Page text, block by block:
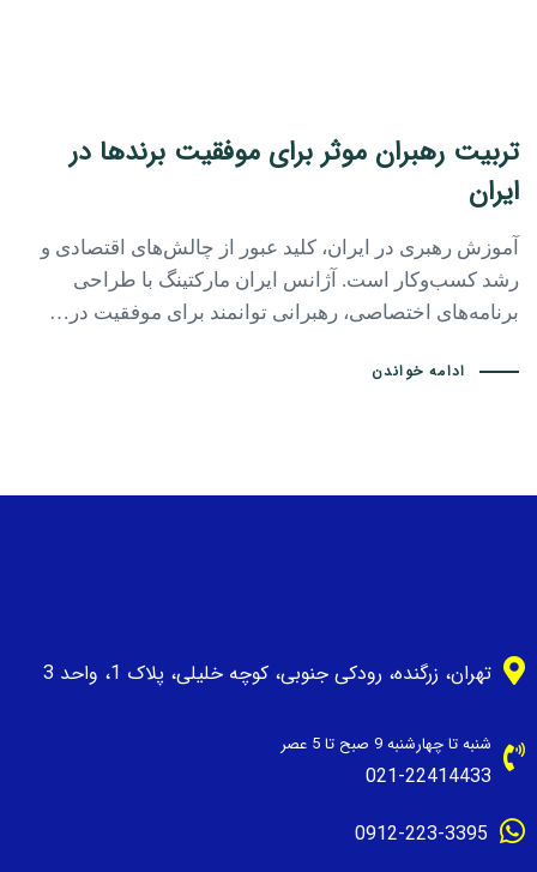
تربیت رهبران موثر برای موفقیت برندها در
ایران
آموزش رهبری در ایران، کلید عبور از چالش‌های اقتصادی و
رشد کسب‌وکار است. آژانس ایران مارکتینگ با طراحی
برنامه‌های اختصاصی، رهبرانی توانمند برای موفقیت در…
ادامه خواندن
تهران، زرگنده، رودکی جنوبی، کوچه خلیلی، پلاک 1، واحد 3
شنبه تا چهارشنبه 9 صبح تا 5 عصر
021-22414433
0912-223-3395